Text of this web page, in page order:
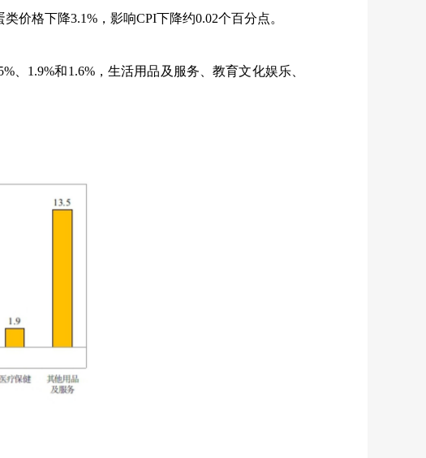
类价格下降3.1% ，影响CPI下降约0.02个百分点。
1.9%和1.6%，生活用品及服务、教育文化娱乐、